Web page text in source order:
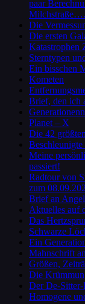
paar
Die
Die ersten
Katastrophen
Sterntypen
Ein bisschen
Kometen
Brief, den ich
Planet – X
Die 42
Meine
passiert!
Radtour von
zum
Brief an
Aktuelles auf
Das
Schwarze
Ein
Mahnschrift
Größen,
Die
Der De-Sitter-
Homogene